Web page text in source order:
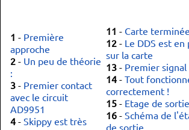
1 - Première
approche
2 - Un peu de théorie
:
3 - Premier contact
avec le circuit
AD9951
4 - Skippy est très
11 - Carte
12 - Le DDS est en
sur la carte
13 - Premier signal
14 - Tout
correctement !
15 - Etage de sortie
16 - Schéma de
de sortie